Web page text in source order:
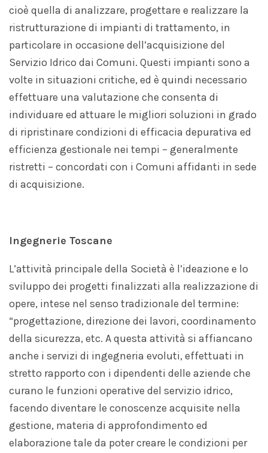
cioè quella di analizzare, progettare e realizzare la
ristrutturazione di impianti di trattamento, in
particolare in occasione dell’acquisizione del
Servizio Idrico dai Comuni. Questi impianti sono a
volte in situazioni critiche, ed è quindi necessario
effettuare una valutazione che consenta di
individuare ed attuare le migliori soluzioni in grado
di ripristinare condizioni di efficacia depurativa ed
efficienza gestionale nei tempi – generalmente
ristretti – concordati con i Comuni affidanti in sede
di acquisizione.
Ingegnerie Toscane
L’attività principale della Società è l’ideazione e lo
sviluppo dei progetti finalizzati alla realizzazione di
opere, intese nel senso tradizionale del termine:
“progettazione, direzione dei lavori, coordinamento
della sicurezza, etc. A questa attività si affiancano
anche i servizi di ingegneria evoluti, effettuati in
stretto rapporto con i dipendenti delle aziende che
curano le funzioni operative del servizio idrico,
facendo diventare le conoscenze acquisite nella
gestione, materia di approfondimento ed
elaborazione tale da poter creare le condizioni per